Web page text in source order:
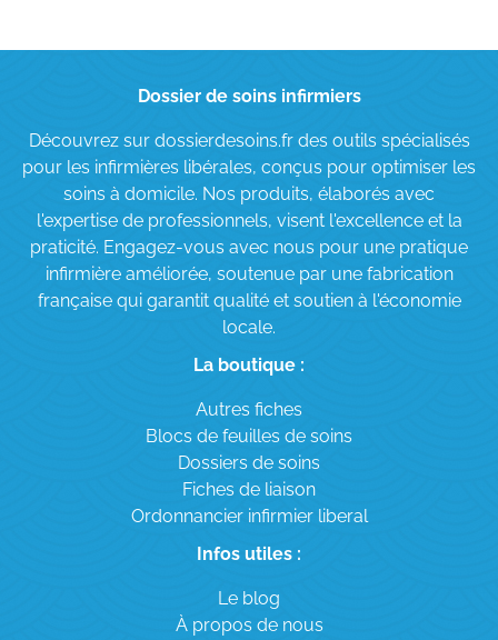
Dossier de soins infirmiers
Découvrez sur dossierdesoins.fr des outils spécialisés
pour les infirmières libérales, conçus pour optimiser les
soins à domicile. Nos produits, élaborés avec
l'expertise de professionnels, visent l'excellence et la
praticité. Engagez-vous avec nous pour une pratique
infirmière améliorée, soutenue par une fabrication
française qui garantit qualité et soutien à l'économie
locale.
La boutique :
Autres fiches
Blocs de feuilles de soins
Dossiers de soins
Fiches de liaison
Ordonnancier infirmier liberal
Infos utiles :
Le blog
À propos de nous